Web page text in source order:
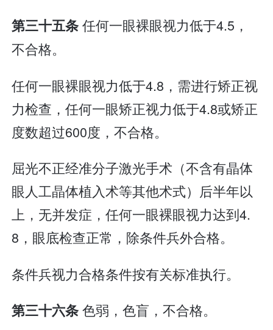
第三十五条任何一眼裸眼视力低于4.5，
不合格。
任何一眼裸眼视力低于4.8，需进行矫正视
力检查，任何一眼矫正视力低于4.8或矫正
度数超过600度，不合格。
屈光不正经准分子激光手术（不含有晶体
眼人工晶体植入术等其他术式）后半年以
上，无并发症，任何一眼裸眼视力达到4.
8，眼底检查正常，除条件兵外合格。
条件兵视力合格条件按有关标准执行。
第三十六条色弱，色盲，不合格。